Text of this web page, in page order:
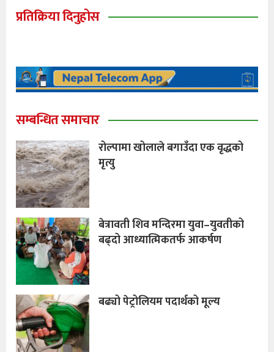
प्रतिक्रिया दिनुहोस
सम्बन्धित समाचार
रोल्पामा खोलाले बगाउँदा एक वृद्धको
मृत्यु
बेत्रावती शिव मन्दिरमा युवा–युवतीको
बढ्दो आध्यात्मिकतर्फ आकर्षण
बढ्यो पेट्रोलियम पदार्थको मूल्य